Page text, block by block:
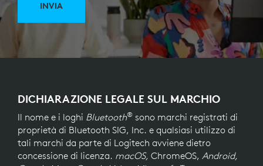
INVIA
DICHIARAZIONE LEGALE SUL MARCHIO
Il nome e i loghi Bluetooth® sono marchi registrati di
proprietà di Bluetooth SIG, Inc. e qualsiasi utilizzo di
tali marchi da parte di Logitech avviene dietro
concessione di licenza. macOS, ChromeOS, Android,